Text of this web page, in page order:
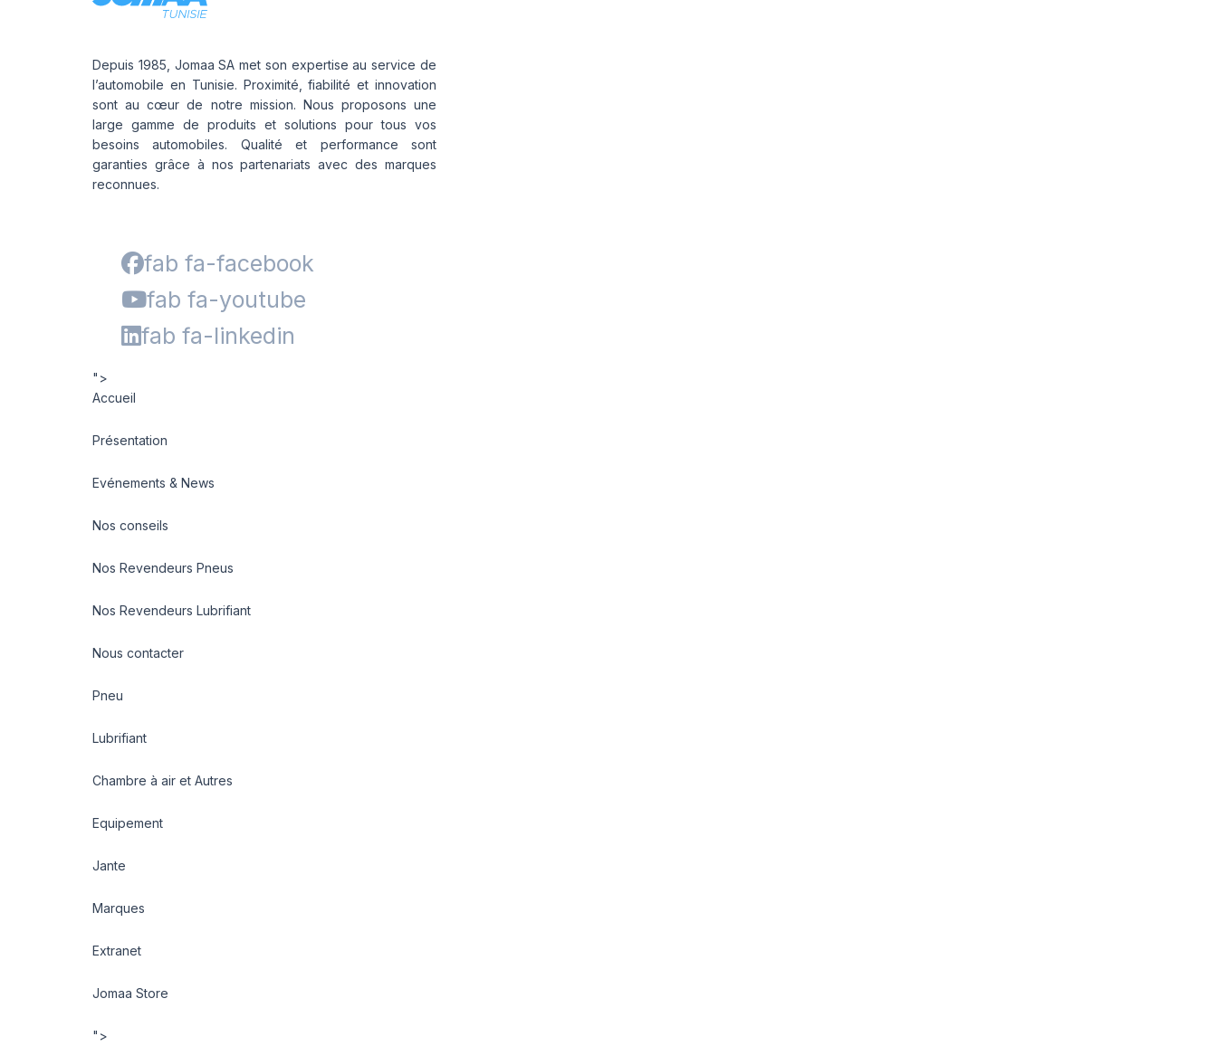
Depuis 1985, Jomaa SA met son expertise au service de
l’automobile en Tunisie. Proximité, fiabilité et innovation
sont au cœur de notre mission. Nous proposons une
large gamme de produits et solutions pour tous vos
besoins automobiles. Qualité et performance sont
garanties grâce à nos partenariats avec des marques
reconnues.
fab fa-facebook
fab fa-youtube
fab fa-linkedin
">
Accueil
Présentation
Evénements & News
Nos conseils
Nos Revendeurs Pneus
Nos Revendeurs Lubrifiant
Nous contacter
Pneu
Lubrifiant
Chambre à air et Autres
Equipement
Jante
Marques
Extranet
Jomaa Store
">